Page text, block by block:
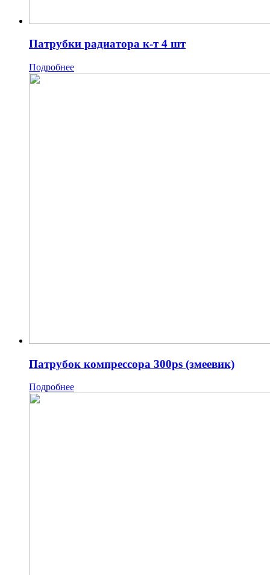
Патрубки радиатора к-т 4 шт
Подробнее
Патрубок компрессора 300ps (змеевик)
Подробнее